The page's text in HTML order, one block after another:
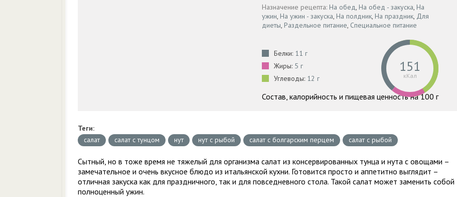
Назначение рецепта: На обед, На обед - закуска, На
ужин, На ужин - закуска, На полдник, На праздник, Для
диеты, Раздельное питание, Специальное питание
Белки: 11 г
Жиры: 5 г
Углеводы: 12 г
151
кКал
Состав, калорийность и пищевая ценность на 100 г
Теги:
салат
салат с тунцом нут нут с рыбой салат с болгарским перцем салат с рыбой
Сытный, но в тоже время не тяжелый для организма салат из консервированных тунца и нута с овощами –
замечательное и очень вкусное блюдо из итальянской кухни. Готовится просто и аппетитно выглядит –
отличная закуска как для праздничного, так и для повседневного стола. Такой салат может заменить собой
полноценный ужин.